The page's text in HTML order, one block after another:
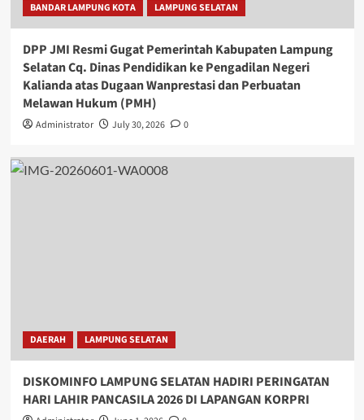
BANDAR LAMPUNG KOTA LAMPUNG SELATAN
DPP JMI Resmi Gugat Pemerintah Kabupaten Lampung
Selatan Cq. Dinas Pendidikan ke Pengadilan Negeri
Kalianda atas Dugaan Wanprestasi dan Perbuatan
Melawan Hukum (PMH)
Administrator July 30, 2026 0
DAERAH LAMPUNG SELATAN
DISKOMINFO LAMPUNG SELATAN HADIRI PERINGATAN
HARI LAHIR PANCASILA 2026 DI LAPANGAN KORPRI